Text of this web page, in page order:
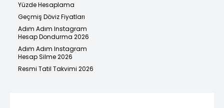
Yüzde Hesaplama
Geçmiş Döviz Fiyatları
Adım Adım Instagram
Hesap Dondurma 2026
Adım Adım Instagram
Hesap Silme 2026
Resmi Tatil Takvimi 2026